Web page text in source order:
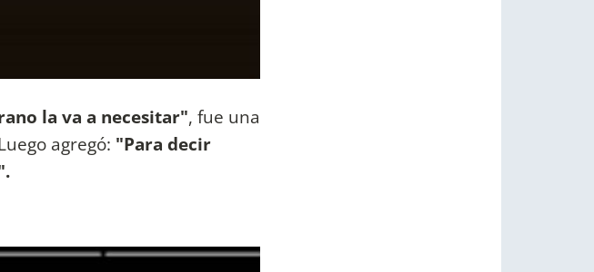
la va a necesitar", fue una
agregó: "Para decir